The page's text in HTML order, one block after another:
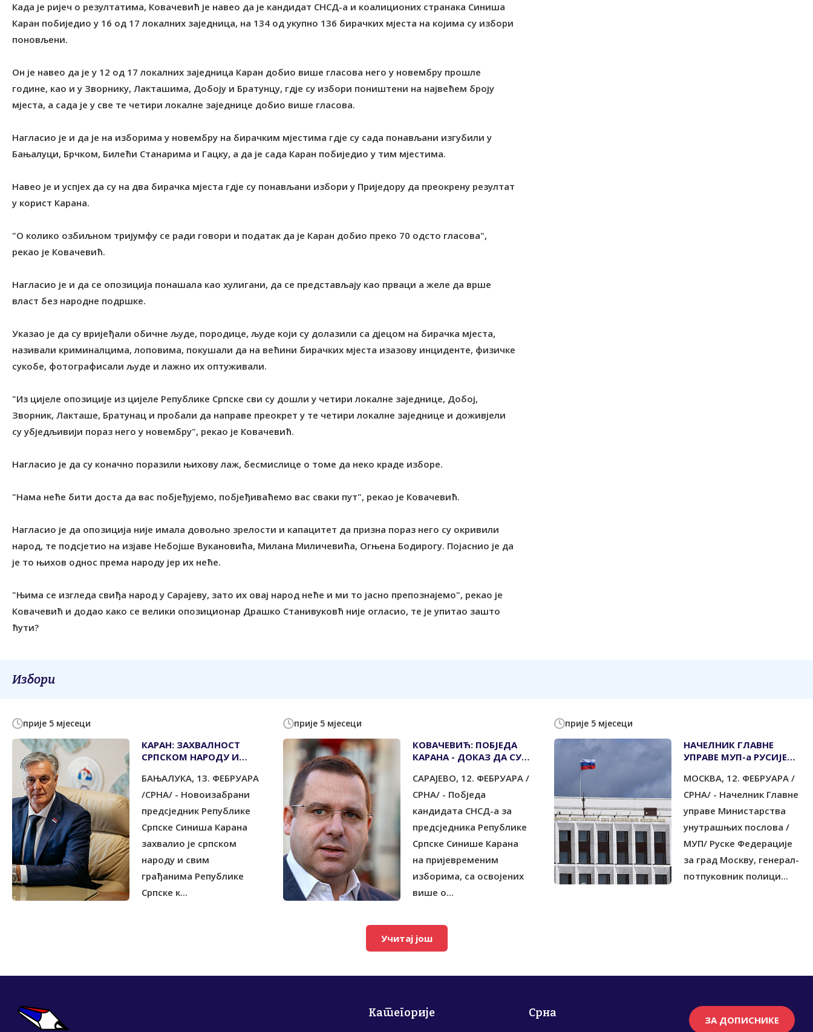
Када је ријеч о резултатима, Ковачевић је навео да је кандидат СНСД-а и коалиционих странака Синиша
Каран побиједио у 16 од 17 локалних заједница, на 134 од укупно 136 бирачких мјеста на којима су избори
поновљени.
Он је навео да је у 12 од 17 локалних заједница Каран добио више гласова него у новембру прошле
године, као и у Зворнику, Лакташима, Добоју и Братунцу, гдје су избори поништени на највећем броју
мјеста, а сада је у све те четири локалне заједнице добио више гласова.
Нагласио је и да је на изборима у новембру на бирачким мјестима гдје су сада понављани изгубили у
Бањалуци, Брчком, Билећи Станарима и Гацку, а да је сада Каран побиједио у тим мјестима.
Навео је и успјех да су на два бирачка мјеста гдје су понављани избори у Приједору да преокрену резултат
у корист Карана.
"О колико озбиљном тријумфу се ради говори и податак да је Каран добио преко 70 одсто гласова",
рекао је Ковачевић.
Нагласио је и да се опозиција понашала као хулигани, да се представљају као прваци а желе да врше
власт без народне подршке.
Указао је да су вријеђали обичне људе, породице, људе који су долазили са дјецом на бирачка мјеста,
називали криминалцима, лоповима, покушали да на већини бирачких мјеста изазову инциденте, физичке
сукобе, фотографисали људе и лажно их оптуживали.
"Из цијеле опозиције из цијеле Републике Српске сви су дошли у четири локалне заједнице, Добој,
Зворник, Лакташе, Братунац и пробали да направе преокрет у те четири локалне заједнице и доживјели
су убједљивији пораз него у новембру", рекао је Ковачевић.
Нагласио је да су коначно поразили њихову лаж, бесмислице о томе да неко краде изборе.
"Нама неће бити доста да вас побјеђујемо, побјеђиваћемо вас сваки пут", рекао је Ковачевић.
Нагласио је да опозиција није имала довољно зрелости и капацитет да призна пораз него су окривили
народ, те подсјетио на изјаве Небојше Вукановића, Милана Миличевића, Огњена Бодирогу. Појаснио је да
је то њихов однос према народу јер их неће.
"Њима се изгледа свиђа народ у Сарајеву, зато их овај народ неће и ми то јасно препознајемо", рекао је
Ковачевић и додао како се велики опозиционар Драшко Станивуковћ није огласио, те је упитао зашто
ћути?
Избори
прије 5 мјесеци
КАРАН: ЗАХВАЛНОСТ
СРПСКОМ НАРОДУ И
СРПСКЕ КОЈИ СУ
ИЗАШЛИ НА ИЗБОРЕ
БАЊАЛУКА, 13. ФЕБРУАРА
/СРНА/ - Новоизабрани
предсједник Републике
Српске Синиша Карана
захвалио је српском
народу и свим
грађанима Републике
Српске к...
прије 5 мјесеци
КОВАЧЕВИЋ: ПОБЈЕДА
КАРАНА - ДОКАЗ ДА СУ
БРАНЕ СРПСКУ
САРАЈЕВО, 12. ФЕБРУАРА /
СРНА/ - Побједа
кандидата СНСД-а за
предсједника Републике
Српске Синише Карана
на пријевременим
изборима, са освојених
више о...
прије 5 мјесеци
НАЧЕЛНИК ГЛАВНЕ
УПРАВЕ МУП-а РУСИЈЕ
ЧЕСТИТАО КАРАНУ
ИЗБОРНУ ПОБЈЕДУ
МОСКВА, 12. ФЕБРУАРА /
СРНА/ - Начелник Главне
управе Министарства
унутрашњих послова /
МУП/ Руске Федерације
за град Москву, генерал-
потпуковник полици...
Учитај још
Категорије Срна
ЗА ДОПИСНИКЕ